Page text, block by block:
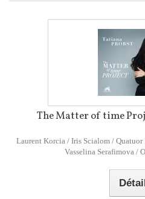
The Matter of time
Laurent Korcia / Iris Scialom /
Vasselina Serafimova /